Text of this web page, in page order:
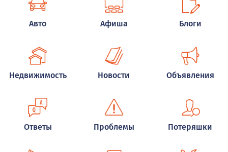
Авто Афиша Блоги
Недвижимость Новости Объявления
Ответы Проблемы Потеряшки